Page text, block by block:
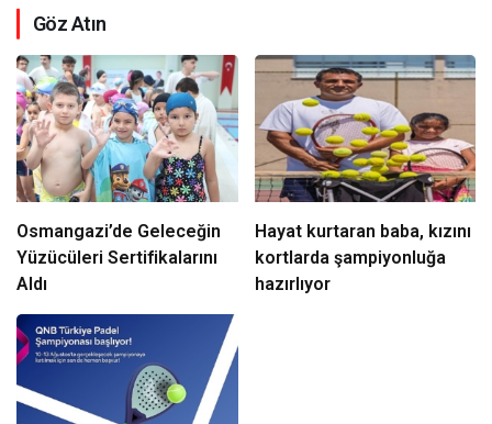
Göz Atın
Osmangazi’de Geleceğin
Yüzücüleri Sertifikalarını
Aldı
Hayat kurtaran baba, kızını
kortlarda şampiyonluğa
hazırlıyor